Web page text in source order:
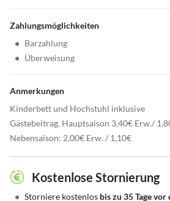
Zahlungsmöglichkeiten
• Barzahlung
• Überweisung
Anmerkungen
Kinderbett und Hochstuhl inklusive
Gästebeitrag. Hauptsaison 3,40€ Erw./
Nebensaison: 2,00€ Erw. / 1,10€
Kostenlose Stornierung
• Storniere kostenlos bis zu 35 Tage